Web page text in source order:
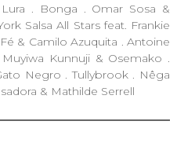
. Bonga . Omar Sosa &
Salsa All Stars feat. Frankie
& Camilo Azuquita . Antoine
Kunnuji & Osemako .
Negro . Tullybrook . Nêga
& Mathilde Serrell